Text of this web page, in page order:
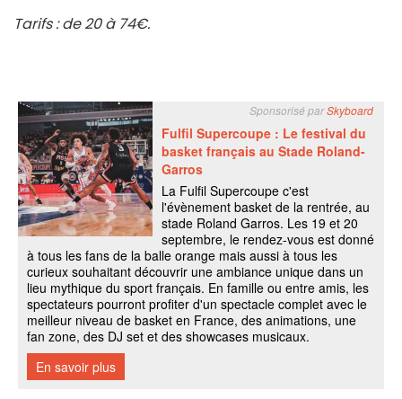
Tarifs : de 20 à 74€.